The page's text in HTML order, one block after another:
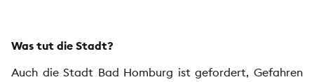
Was tut die Stadt?
Auch die Stadt Bad Homburg ist gefordert, Gefahren